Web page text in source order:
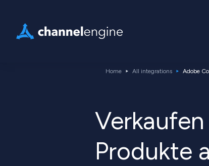
Home All integrations Adobe
Produkte